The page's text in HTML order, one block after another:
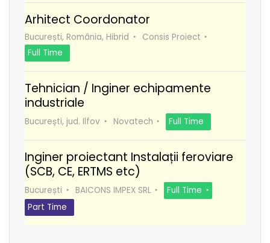
Arhitect Coordonator
București, România, Hibrid
Consis Proiect
Full Time
Tehnician / Inginer echipamente
industriale
București, jud. Ilfov Novatech Full Time
Inginer proiectant Instalații feroviare
(SCB, CE, ERTMS etc)
București BAICONS IMPEX SRL
Full Time
Part Time